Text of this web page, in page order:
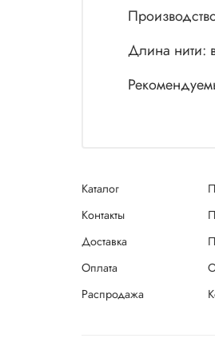
Длина нити:
Каталог
Контакты
Доставка
Оплата
Распродажа